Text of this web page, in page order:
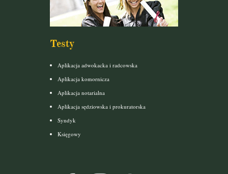
Testy
Aplikacja adwokacka i radcowska
Aplikacja komornicza
Aplikacja notarialna
Aplikacja sędziowska i prokuratorska
Syndyk
Księgowy